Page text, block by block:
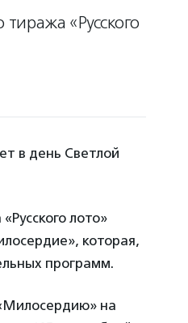
«Русского
в день Светлой
лото»
которая,
программ.
на